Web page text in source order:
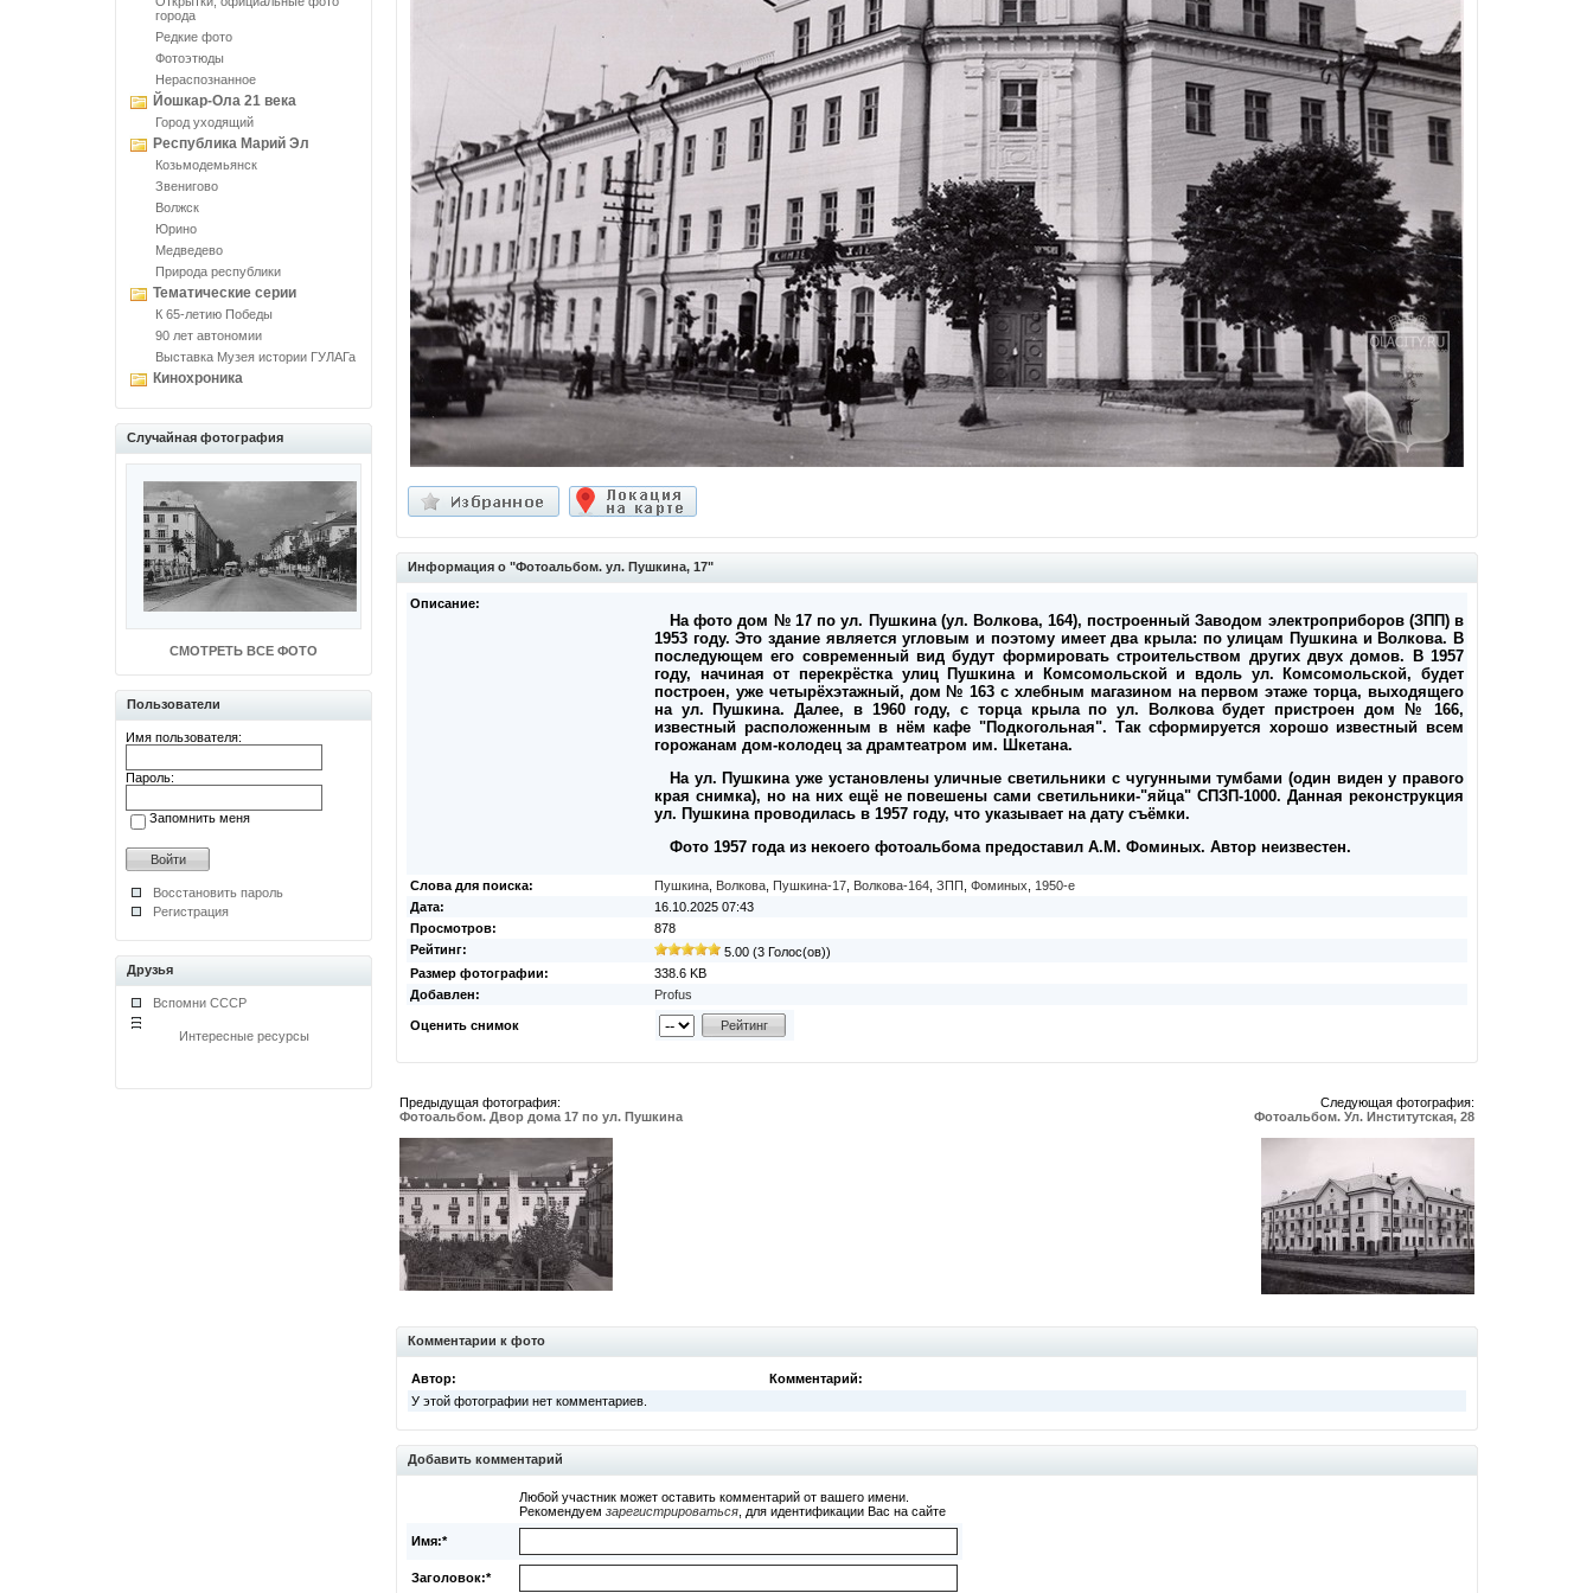
города
Редкие фото
Фотоэтюды
Нераспознанное
Йошкар-Ола 21 века
Город уходящий
Республика Марий Эл
Козьмодемьянск
Звенигово
Волжск
Юрино
Медведево
Природа республики
Тематические серии
К 65-летию Победы
90 лет автономии
Выставка Музея истории ГУЛАГа
Кинохроника
Случайная фотография
СМОТРЕТЬ ВСЕ ФОТО
Пользователи
Имя пользователя:
Пароль:
Запомнить меня
Восстановить пароль
Регистрация
Друзья
Вспомни СССР
Интересные ресурсы
Информация о "Фотоальбом. ул. Пушкина, 17"
Описание:
На фото дом № 17 по ул. Пушкина (ул. Волкова, 164), построенный Заводом электроприборов (ЗПП) в
1953 году. Это здание является угловым и поэтому имеет два крыла: по улицам Пушкина и Волкова. В
последующем его современный вид будут формировать строительством других двух домов. В 1957
году, начиная от перекрёстка улиц Пушкина и Комсомольской и вдоль ул. Комсомольской, будет
построен, уже четырёхэтажный, дом № 163 с хлебным магазином на первом этаже торца, выходящего
на ул. Пушкина. Далее, в 1960 году, с торца крыла по ул. Волкова будет пристроен дом № 166,
известный расположенным в нём кафе "Подкогольная". Так сформируется хорошо известный всем
горожанам дом-колодец за драмтеатром им. Шкетана.
На ул. Пушкина уже установлены уличные светильники с чугунными тумбами (один виден у правого
края снимка), но на них ещё не повешены сами светильники-"яйца" СПЗП-1000. Данная реконструкция
ул. Пушкина проводилась в 1957 году, что указывает на дату съёмки.
Фото 1957 года из некоего фотоальбома предоставил А.М. Фоминых. Автор неизвестен.
Слова для поиска: Пушкина Волкова Пушкина-17 Волкова-164 ЗПП Фоминых
1950-е
Дата:
16.10.2025 07:43
Просмотров:
878
Рейтинг:
5.00 (3 Голос(ов))
Размер фотографии:
338.6 KB
Добавлен:
Profus
Оценить снимок
Предыдущая фотография:
Фотоальбом. Двор дома 17 по ул. Пушкина
Следующая фотография:
Фотоальбом. Ул. Институтская, 28
Комментарии к фото
Автор:
Комментарий:
У этой фотографии нет комментариев.
Добавить комментарий
Любой участник может оставить комментарий от вашего имени.
Рекомендуем зарегистрироваться , для идентификации Вас на сайте
Имя:*
Заголовок:*